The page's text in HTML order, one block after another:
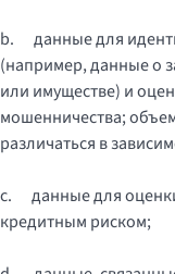
b. данные для
(например, данные о
или имуществе) и
мошенничества;
различаться в
c. данные для
кредитным риском;